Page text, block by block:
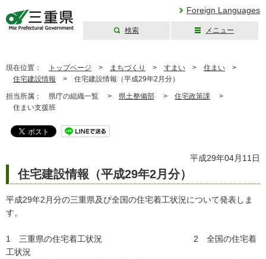
Foreign Languages
検索 メニュー
現在位置： トップページ > まちづくり > すまい > 住まい >
住宅建設情報 > 住宅建設情報（平成29年2月分）
担当所属： 県庁の組織一覧 > 県土整備部 > 住宅政策課 >
住まい支援班
平成29年04月11日
住宅建設情報（平成29年2月分）
平成29年2月分の三重県及び全国の住宅着工状況について発表しま
す。
1 三重県の住宅着工状況 2 全国の住宅着
工状況